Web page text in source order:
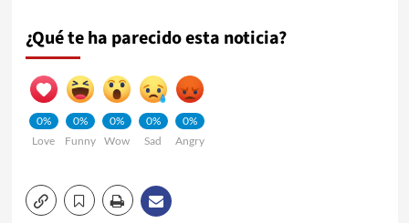
¿Qué te ha parecido esta noticia?
0%
Love
0%
Funny
0%
Wow
0%
Sad
0%
Angry